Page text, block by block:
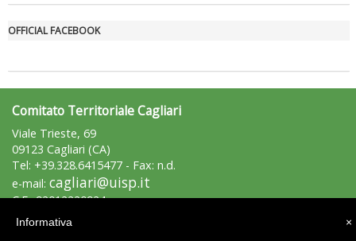
Luglio 2026: "Pensando con i piedi, si possono fare le
rivoluzioni"
OFFICIAL FACEBOOK
Comitato Territoriale Cagliari
Viale Trieste, 69
09123 Cagliari (CA)
Tel: +39.328.6415477 - Fax: n.d.
e-mail: cagliari@uisp.it
C.F.: 92012220924
×
Informativa